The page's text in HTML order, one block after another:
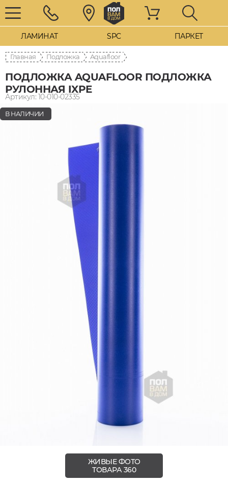
ЛАМИНАТ SPC ПАРКЕТ
Главная Подложка Aquafloor
ПОДЛОЖКА AQUAFLOOR ПОДЛОЖКА
РУЛОННАЯ IXPE
Артикул: 10-010-02335
В НАЛИЧИИ
ЖИВЫЕ ФОТО
ТОВАРА 360